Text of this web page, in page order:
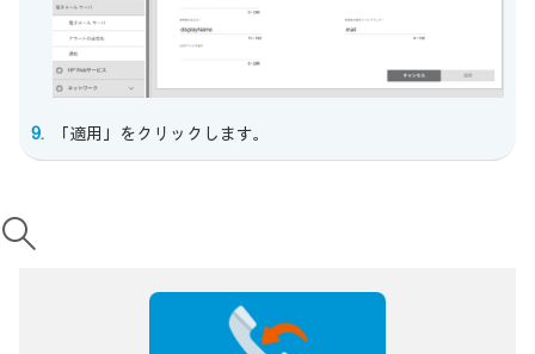
「適用」をクリックします。